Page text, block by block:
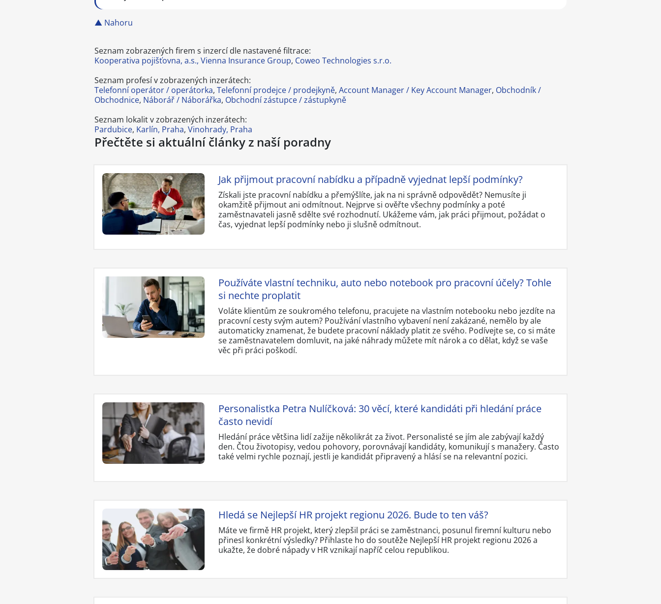
▲ Nahoru
Seznam zobrazených firem s inzercí dle nastavené filtrace:
Kooperativa pojišťovna, a.s., Vienna Insurance Group, Coweo Technologies s.r.o.
Seznam profesí v zobrazených inzerátech:
Telefonní operátor / operátorka, Telefonní prodejce / prodejkyně, Account Manager / Key Account Manager, Obchodník /
Obchodnice, Náborář / Náborářka, Obchodní zástupce / zástupkyně
Seznam lokalit v zobrazených inzerátech:
Pardubice, Karlín, Praha, Vinohrady, Praha
Přečtěte si aktuální články z naší poradny
Jak přijmout pracovní nabídku a případně vyjednat lepší podmínky?
Získali jste pracovní nabídku a přemýšlíte, jak na ni správně odpovědět? Nemusíte ji
okamžitě přijmout ani odmítnout. Nejprve si ověřte všechny podmínky a poté
zaměstnavateli jasně sdělte své rozhodnutí. Ukážeme vám, jak práci přijmout, požádat o
čas, vyjednat lepší podmínky nebo ji slušně odmítnout.
Používáte vlastní techniku, auto nebo notebook pro pracovní účely? Tohle
si nechte proplatit
Voláte klientům ze soukromého telefonu, pracujete na vlastním notebooku nebo jezdíte na
pracovní cesty svým autem? Používání vlastního vybavení není zakázané, nemělo by ale
automaticky znamenat, že budete pracovní náklady platit ze svého. Podívejte se, co si máte
se zaměstnavatelem domluvit, na jaké náhrady můžete mít nárok a co dělat, když se vaše
věc při práci poškodí.
Personalistka Petra Nulíčková: 30 věcí, které kandidáti při hledání práce
často nevidí
Hledání práce většina lidí zažije několikrát za život. Personalisté se jím ale zabývají každý
den. Čtou životopisy, vedou pohovory, porovnávají kandidáty, komunikují s manažery. Často
také velmi rychle poznají, jestli je kandidát připravený a hlásí se na relevantní pozici.
Hledá se Nejlepší HR projekt regionu 2026. Bude to ten váš?
Máte ve firmě HR projekt, který zlepšil práci se zaměstnanci, posunul firemní kulturu nebo
přinesl konkrétní výsledky? Přihlaste ho do soutěže Nejlepší HR projekt regionu 2026 a
ukažte, že dobré nápady v HR vznikají napříč celou republikou.